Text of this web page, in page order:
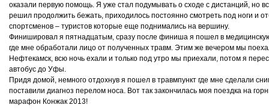
оказали первую помощь. Я уже стал подумывать о сходе с дистанций, но
решил продолжить бежать, приходилось постоянно смотреть под ноги и
спортсменов – туристов которые еще поднимались на вершину.
Финишировал я пятнадцатым, сразу после финиша я пошел в
где мне обработали лицо от полученных травм. Этим же вечером мы
Нефтекамск, всю ночь ехали и только под утро мы приехали, потом я
автобус до Уфы.
Придя домой, немного отдохнув я пошел в травмпункт где мне сделали
поставили диагноз перелом носа. Вот так закончилась моя поездка на
марафон Конжак 2013!